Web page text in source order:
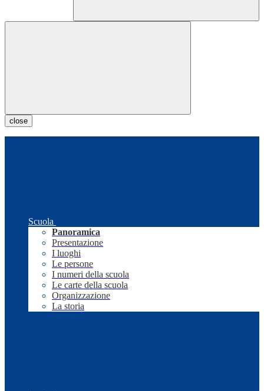
close
Scuola
Panoramica
Presentazione
I luoghi
Le persone
I numeri della scuola
Le carte della scuola
Organizzazione
La storia